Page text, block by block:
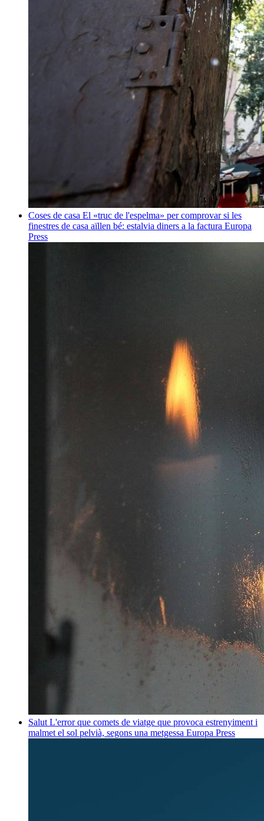
Coses de casa El «truc de l'espelma» per comprovar si les
finestres de casa aïllen bé: estalvia diners a la factura Europa
Press
Salut L'error que comets de viatge que provoca estrenyiment i
malmet el sol pelvià, segons una metgessa Europa Press